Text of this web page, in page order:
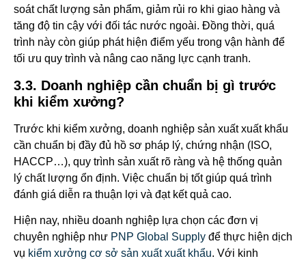
soát chất lượng sản phẩm, giảm rủi ro khi giao hàng và
tăng độ tin cậy với đối tác nước ngoài. Đồng thời, quá
trình này còn giúp phát hiện điểm yếu trong vận hành để
tối ưu quy trình và nâng cao năng lực cạnh tranh.
3.3. Doanh nghiệp cần chuẩn bị gì trước
khi kiểm xưởng?
Trước khi kiểm xưởng, doanh nghiệp sản xuất xuất khẩu
cần chuẩn bị đầy đủ hồ sơ pháp lý, chứng nhận (ISO,
HACCP…), quy trình sản xuất rõ ràng và hệ thống quản
lý chất lượng ổn định. Việc chuẩn bị tốt giúp quá trình
đánh giá diễn ra thuận lợi và đạt kết quả cao.
Hiện nay, nhiều doanh nghiệp lựa chọn các đơn vị
chuyên nghiệp như PNP Global Supply để thực hiện dịch
vụ kiểm xưởng cơ sở sản xuất xuất khẩu. Với kinh